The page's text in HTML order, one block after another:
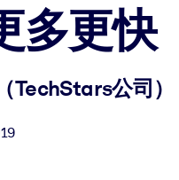
多更快
TechStars公司）